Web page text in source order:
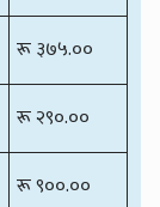
रू ३७५.००
रू २९०.००
रू ९००.००